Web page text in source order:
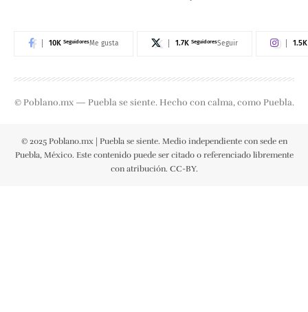
10K SeguidoresMe gusta 1.7K SeguidoresSeguir 1.5K
© Poblano.mx — Puebla se siente. Hecho con calma, como Puebla.
© 2025 Poblano.mx | Puebla se siente. Medio independiente con sede en
Puebla, México. Este contenido puede ser citado o referenciado libremente
con atribución. CC-BY.